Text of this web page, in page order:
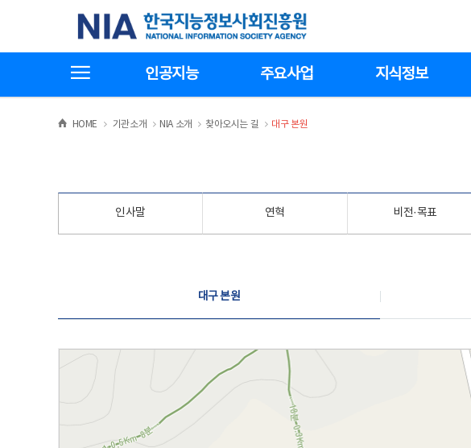
기
한국지능정보사회진흥원
인공지능 주요사업 지식정보
HOME >
기관소개 >NIA 소개 >
찾아오시는 길 >
대구 본원
인사말 연혁 비전·목표
대구 본원